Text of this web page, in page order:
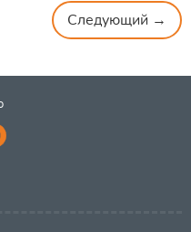
Следующий →